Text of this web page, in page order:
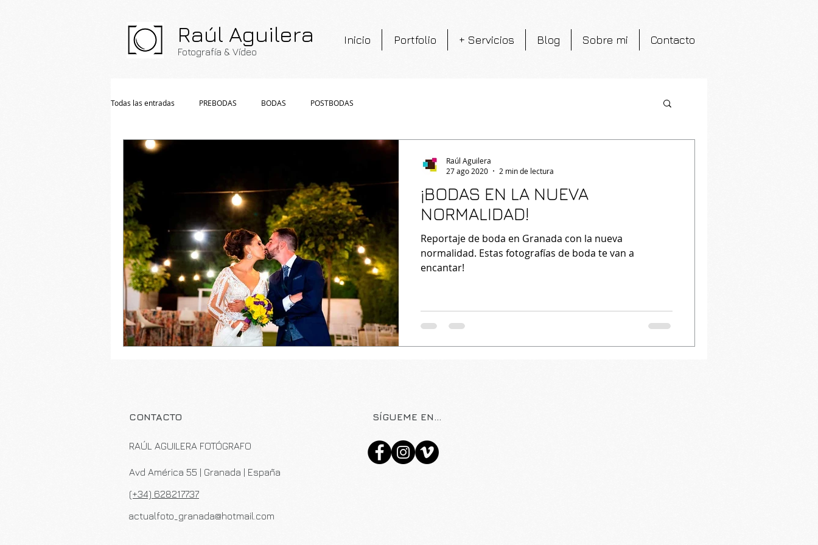
Raúl Aguilera
Fotografía & Vídeo
Inicio Portfolio + Servicios Blog Sobre mi Contacto
Todas las entradas PREBODAS BODAS POSTBODAS
¡BODAS EN LA NUEVA
NORMALIDAD!
Reportaje de boda en Granada con la nueva
normalidad. Estas fotografías de boda te van a
encantar!
Raúl Aguilera
27 ago 2020
2 min de lectura
CONTACTO
RAÚL AGUILERA FOTÓGRAFO
SÍGUEME EN...
Avd América 55 | Granada | España
(+34) 628217737
actualfoto_granada@hotmail.com